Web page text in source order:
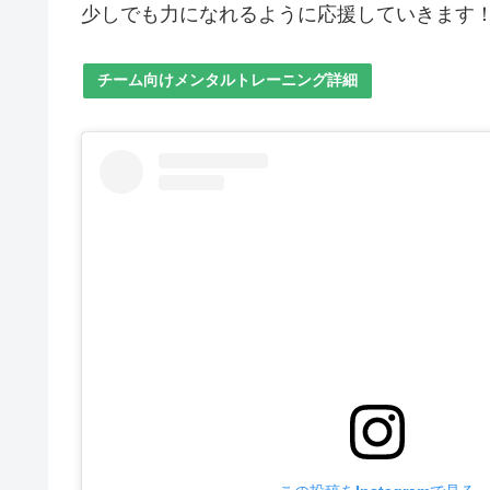
少しでも力になれるように応援していきます
チーム向けメンタルトレーニング詳細